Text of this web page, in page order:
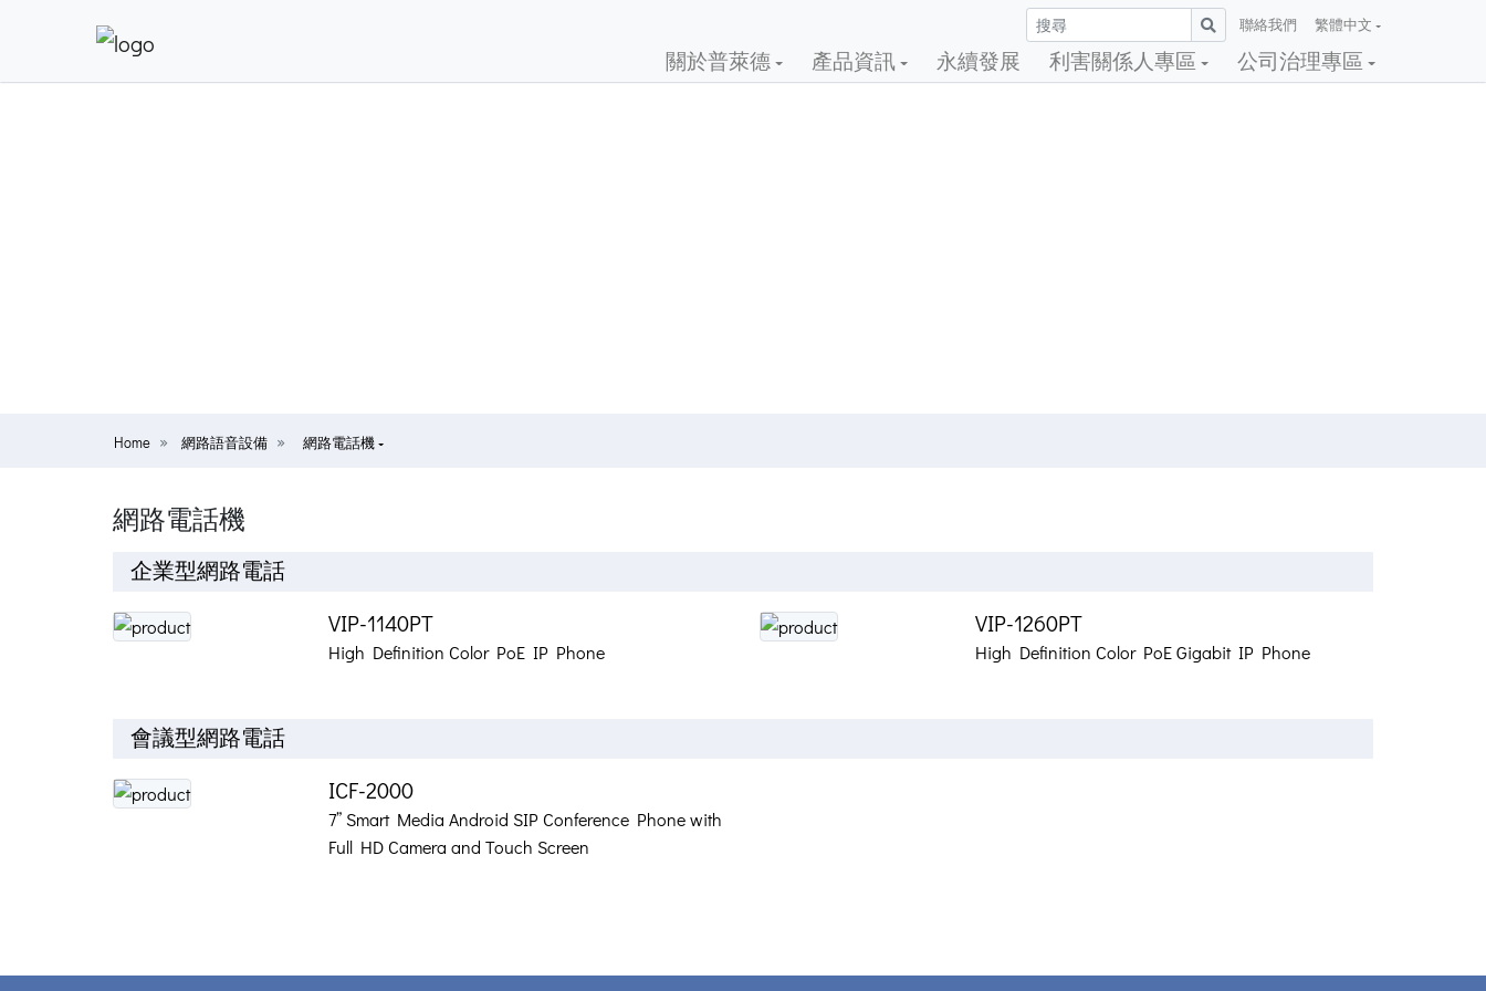
聯絡我們 繁體中文
關於普萊德 產品資訊 永續發展 利害關係人專區 公司治理專區
Home 網路語音設備 網路電話機
網路電話機
企業型網路電話
VIP-1140PT
High Definition Color PoE IP Phone
VIP-1260PT
High Definition Color PoE Gigabit IP Phone
會議型網路電話
ICF-2000
7” Smart Media Android SIP Conference Phone with
Full HD Camera and Touch Screen